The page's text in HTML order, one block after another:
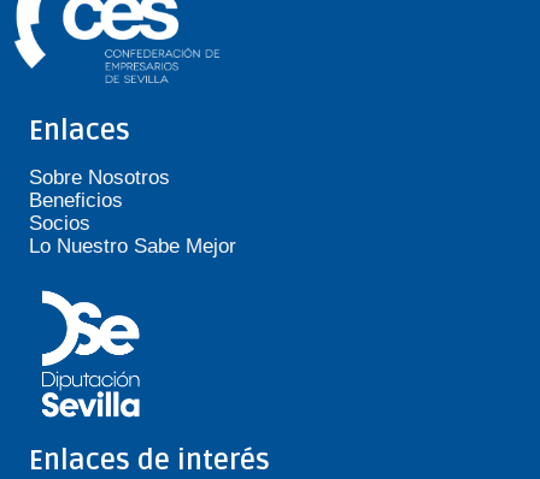
Enlaces
Sobre Nosotros
Beneficios
Socios
Lo Nuestro Sabe Mejor
Enlaces de interés